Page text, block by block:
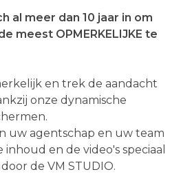
al meer dan 10 jaar in om
meest OPMERKELIJKE te
en trek de aandacht
onze dynamische
uw agentschap en uw team
en de video's speciaal
de VM STUDIO.